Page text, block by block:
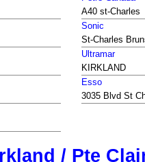
A40 st-Charles
Sonic
St-Charles
Ultramar
KIRKLAND
Esso
3035 Blvd St
/ Pte